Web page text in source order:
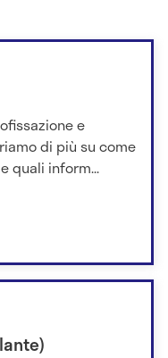
e
di più su come
quali inform...